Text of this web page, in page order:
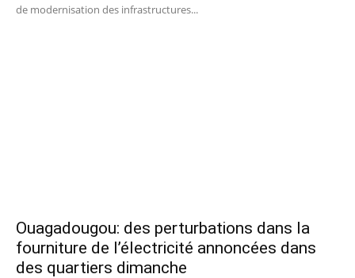
de modernisation des infrastructures...
Ouagadougou: des perturbations dans la
fourniture de l’électricité annoncées dans
des quartiers dimanche